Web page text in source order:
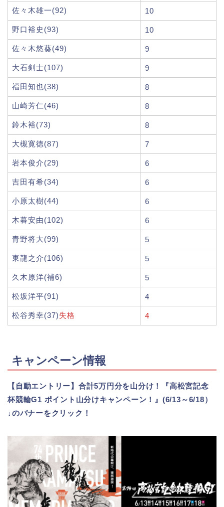
佐々木雄一(92) 10
野口裕史(93) 10
佐々木悠葵(49) 9
大石剣士(107) 9
福田知也(38) 8
山崎芳仁(46) 8
鈴木裕(73) 8
大槻寛徳(87) 7
岩本俊介(29) 6
吉田有希(34) 6
小原太樹(44) 6
木暮安由(102) 6
青野将大(99) 5
東龍之介(106) 5
久木原洋(補6) 5
松坂洋平(91) 4
松谷秀幸(37)失格 4
キャンペーン情報
【自動エントリー】合計5万円分を山分け！『高松宮記念
杯競輪G1 ポイント山分けキャンペーン！』(6/13～6/18）
↓のバナーをクリック！